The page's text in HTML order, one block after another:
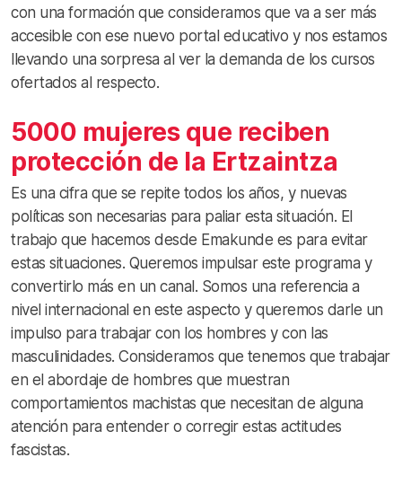
con una formación que consideramos que va a ser más
accesible con ese nuevo portal educativo y nos estamos
llevando una sorpresa al ver la demanda de los cursos
ofertados al respecto.
5000 mujeres que reciben
protección de la Ertzaintza
Es una cifra que se repite todos los años, y nuevas
políticas son necesarias para paliar esta situación. El
trabajo que hacemos desde Emakunde es para evitar
estas situaciones. Queremos impulsar este programa y
convertirlo más en un canal. Somos una referencia a
nivel internacional en este aspecto y queremos darle un
impulso para trabajar con los hombres y con las
masculinidades. Consideramos que tenemos que trabajar
en el abordaje de hombres que muestran
comportamientos machistas que necesitan de alguna
atención para entender o corregir estas actitudes
fascistas.